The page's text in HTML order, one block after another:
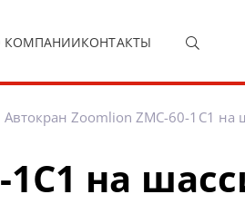
КОМПАНИИКОНТАКТЫ
Автокран Zoomlion ZМС-60-1С1 на
на